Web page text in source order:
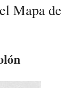
Mapa de